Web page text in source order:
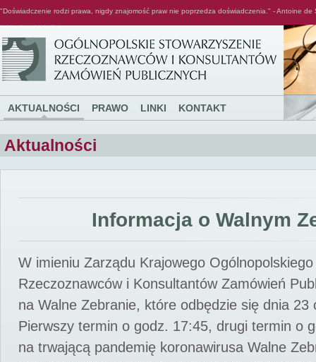
"Doświadczenie rodzi prawa, nigdy znajomość praw nie poprzedza doświadczenia." - Antoine de
AKTUALNOŚCI PRAWO LINKI KONTAKT
Aktualności
Informacja o Walnym
W imieniu Zarządu Krajowego
Rzeczoznawców i Konsultantów Zamówień
na Walne Zebranie, które odbędzie się dnia 23
Pierwszy termin o godz. 17:45, drugi termin o
na trwającą pandemię koronawirusa Walne